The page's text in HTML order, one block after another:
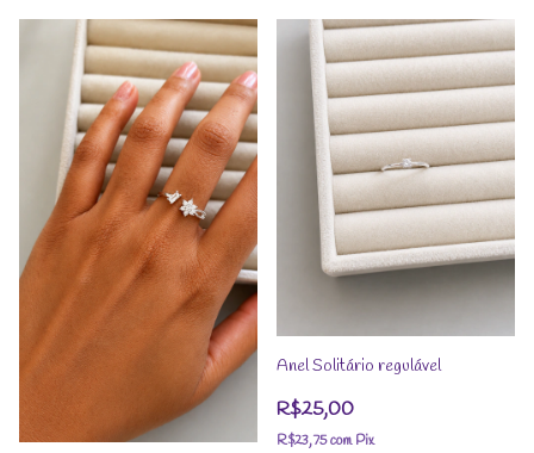
Anel Solitário regulável
R$25,00
R$23,75com Pix